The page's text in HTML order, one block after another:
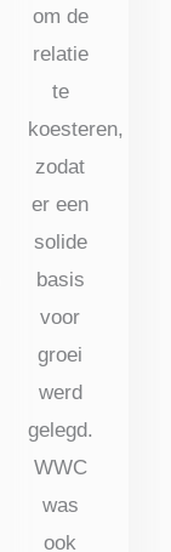
om de
relatie
te
koesteren,
zodat
er een
solide
basis
voor
groei
werd
gelegd.
WWC
was
ook